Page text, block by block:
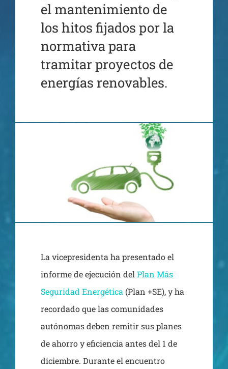
el mantenimiento de
los hitos fijados por la
normativa para
tramitar proyectos de
energías renovables.
La vicepresidenta ha presentado el
informe de ejecución del Plan Más
Seguridad Energética (Plan +SE), y ha
recordado que las comunidades
autónomas deben remitir sus planes
de ahorro y eficiencia antes del 1 de
diciembre. Durante el encuentro